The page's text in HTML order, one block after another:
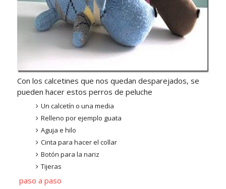
Con los calcetines que nos quedan desparejados, se
pueden hacer estos perros de peluche
Un calcetín o una media
Relleno por ejemplo guata
Aguja e hilo
Cinta para hacer el collar
Botón para la nariz
Tijeras
paso a paso